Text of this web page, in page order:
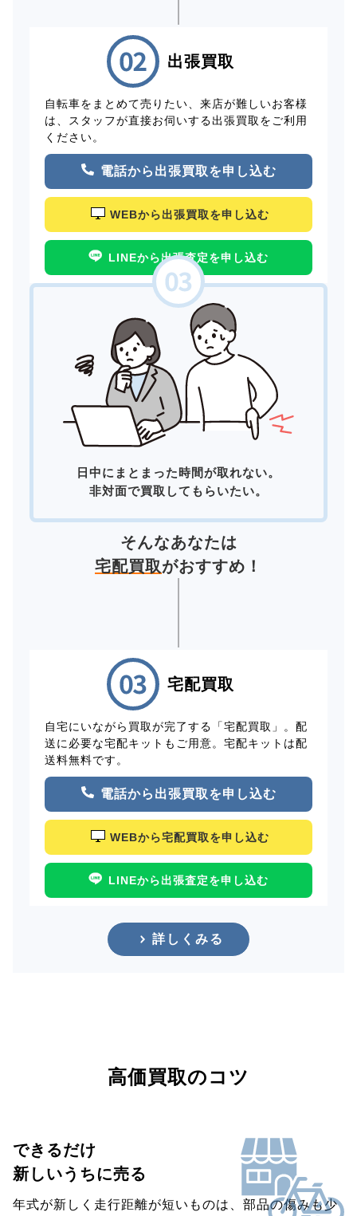
出張買取
自転車をまとめて売りたい、来店が難しいお客様
は、スタッフが直接お伺いする出張買取をご利用
ください。
電話から出張買取を申し込む
WEBから出張買取を申し込む
LINEから出張査定を申し込む
日中にまとまった時間が取れない。
非対面で買取してもらいたい。
そんなあなたは
宅配買取がおすすめ！
宅配買取
自宅にいながら買取が完了する「宅配買取」。配
送に必要な宅配キットもご用意。宅配キットは配
送料無料です。
電話から出張買取を申し込む
WEBから宅配買取を申し込む
LINEから出張査定を申し込む
詳しくみる
高価買取のコツ
できるだけ
新しいうちに売る
年式が新しく走行距離が短いものは、部品の傷みも少